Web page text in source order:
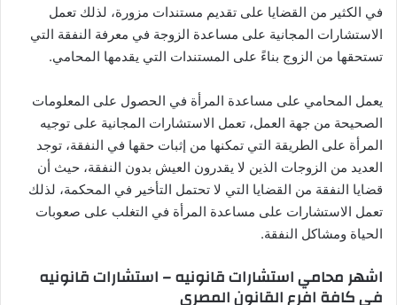
في الكثير من القضايا على تقديم مستندات مزورة، لذلك تعمل
الاستشارات المجانية على مساعدة الزوجة في معرفة النفقة التي
تستحقها من الزوج بناءً على المستندات التي يقدمها المحامي.
يعمل المحامي على مساعدة المرأة في الحصول على المعلومات
الصحيحة من جهة العمل، تعمل الاستشارات المجانية على توجيه
المرأة على الطريقة التي تمكنها من إثبات حقها في النفقة، توجد
العديد من الزوجات الذين لا يقدرون العيش بدون النفقة، حيث أن
قضايا النفقة من القضايا التي لا تحتمل التأخير في المحكمة، لذلك
تعمل الاستشارات على مساعدة المرأة في التغلب على صعوبات
الحياة ومشاكل النفقة.
اشهر محامي استشارات قانونيه – استشارات قانونيه
في كافة افرع القانون المصري